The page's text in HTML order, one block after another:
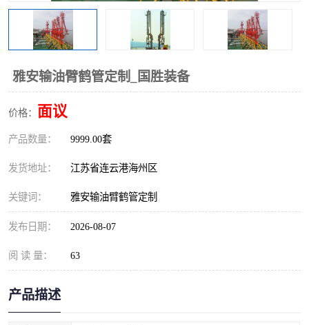
雅安输油臂鹤管定制_国胜装备
价格： 面议
产品数量： 9999.00套
发货地址： 江苏省连云港海州区
关键词： 雅安输油臂鹤管定制
发布日期： 2026-08-07
阅 读 量： 63
产品描述